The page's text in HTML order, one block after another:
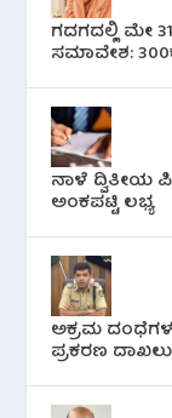
ಗದಗದಲ್ಲಿ ಮೇ
ಸಮಾವೇಶ:
ನಾಳೆ ದ್ವಿತೀಯ
ಅಂಕಪಟ್ಟಿ ಲಭ್ಯ
ಅಕ್ರಮ
ಪ್ರಕರಣ